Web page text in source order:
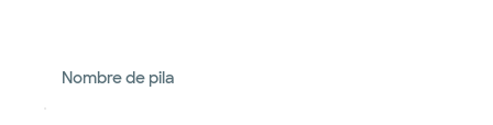
Nombre de pila